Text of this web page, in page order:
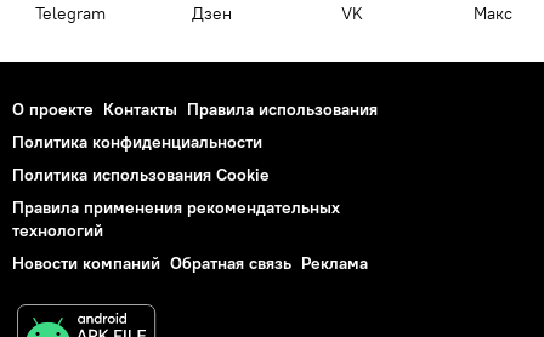
Telegram Дзен VK Макс
О проекте Контакты Правила использования
Политика конфиденциальности
Политика использования Cookie
Правила применения рекомендательных
технологий
Новости компаний Обратная связь Реклама